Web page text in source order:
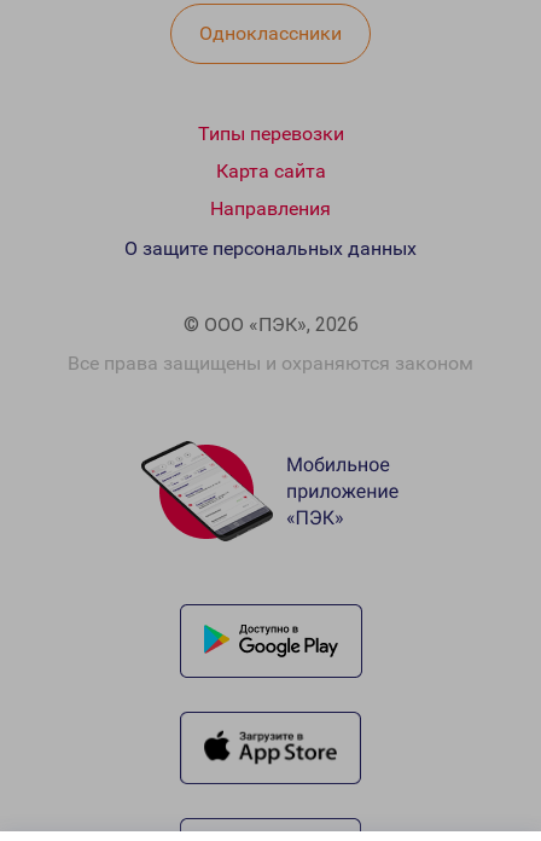
Одноклассники
Типы перевозки
Карта сайта
Направления
© ООО «ПЭК», 2026
Все права защищены и охраняются законом
О защите персональных данных